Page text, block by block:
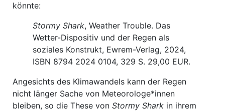
könnte:
Stormy Shark, Weather Trouble. Das
Wetter-Dispositiv und der Regen als
soziales Konstrukt, Ewrem-Verlag, 2024,
ISBN 8794 2024 0104, 329 S. 29,00 EUR.
Angesichts des Klimawandels kann der Regen
nicht länger Sache von Meteorologe*innen
bleiben, so die These von Stormy Shark in ihrem